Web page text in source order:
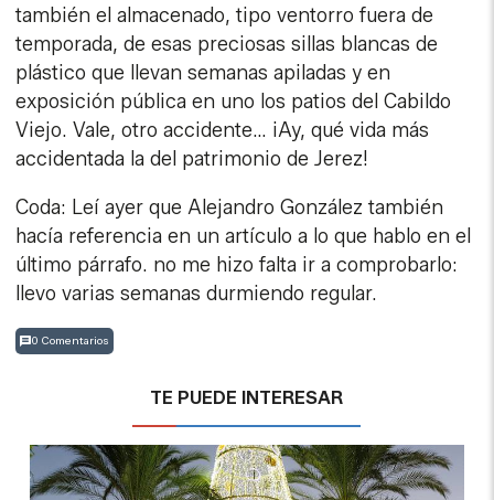
también el almacenado, tipo ventorro fuera de
temporada, de esas preciosas sillas blancas de
plástico que llevan semanas apiladas y en
exposición pública en uno los patios del Cabildo
Viejo. Vale, otro accidente… ¡Ay, qué vida más
accidentada la del patrimonio de Jerez!
Coda: Leí ayer que Alejandro González también
hacía referencia en un artículo a lo que hablo en el
último párrafo. no me hizo falta ir a comprobarlo:
llevo varias semanas durmiendo regular.
0 Comentarios
TE PUEDE INTERESAR